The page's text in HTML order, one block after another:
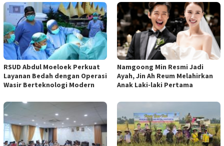
RSUD Abdul Moeloek Perkuat
Layanan Bedah dengan Operasi
Wasir Berteknologi Modern
Namgoong Min Resmi Jadi
Ayah, Jin Ah Reum Melahirkan
Anak Laki-laki Pertama